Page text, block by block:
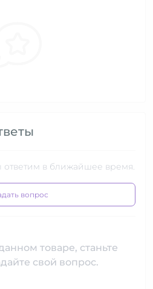
ответим в ближайшее время.
вопрос
товаре, станьте
свой вопрос.